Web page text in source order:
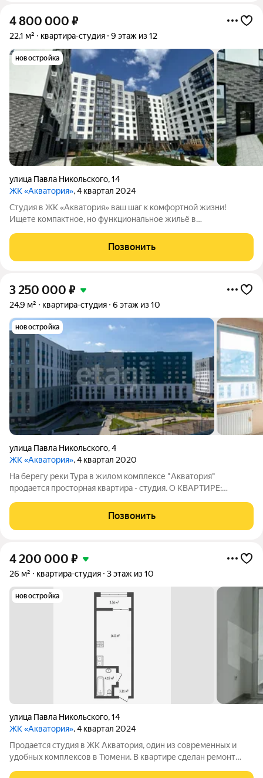
4 800 000 ₽
22,1 м² квартира-студия 9 этаж из 12
новостройка
улица Павла Никольского,14
ЖК «Акватория», 4 квартал 2024
Студия в ЖК «Акватория» ваш шаг к комфортной жизни!
Ищете компактное, но функциональное жильё в
решение! Эргономичная планировка. Много света. Закрытая
территория. Развитая
Позвонить
3 250 000 ₽
24,9 м² квартира-студия 6 этаж из 10
новостройка
улица Павла Никольского,4
ЖК «Акватория», 4 квартал 2020
На берегу реки Тура в жилом комплексе "Акватория"
продается просторная квартира - студия. О КВАРТИРЕ:
планировка - большая комната с двумя окнами, что позволяет
зонировать пространство на зону отдыха
Позвонить
4 200 000 ₽
26 м² квартира-студия 3 этаж из 10
новостройка
улица Павла Никольского,14
ЖК «Акватория», 4 квартал 2024
Продается студия в ЖК Акватория, один из современных и
удобных комплексов в Тюмени. В квартире сделан ремонт